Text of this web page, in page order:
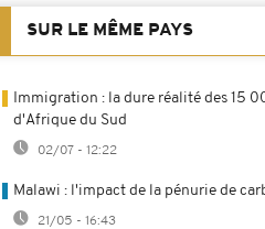
SUR LE MÊME PAYS
Immigration : la dure réalité des 15
d'Afrique du Sud
02/07 - 12:22
Malawi : l'impact de la pénurie de
21/05 - 16:43